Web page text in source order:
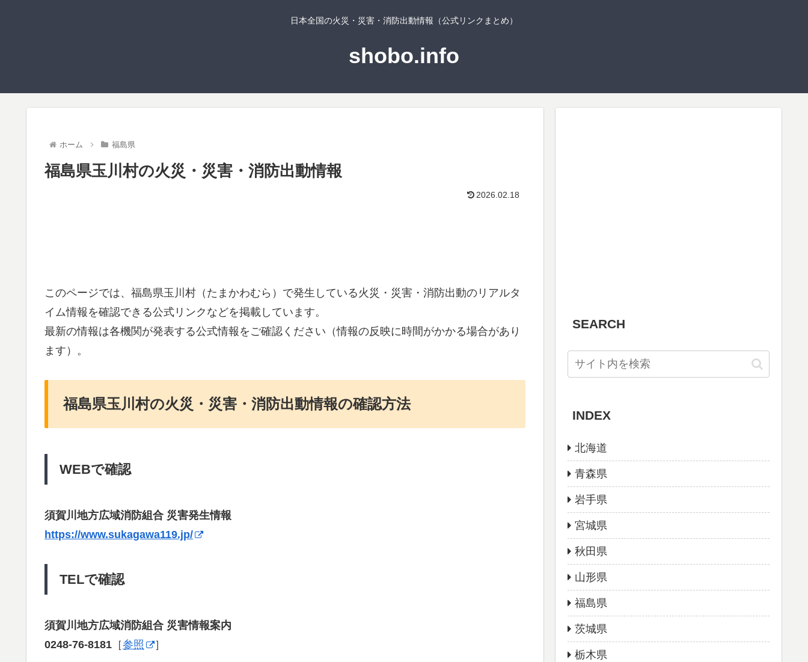
日本全国の火災・災害・消防出動情報（公式リンクまとめ）
shobo.info
ホーム 福島県
福島県玉川村の火災・災害・消防出動情報
2026.02.18
このページでは、福島県玉川村（たまかわむら）で発生している火災・災害・消防出動のリアルタ
イム情報を確認できる公式リンクなどを掲載しています。
最新の情報は各機関が発表する公式情報をご確認ください（情報の反映に時間がかかる場合があり
ます）。
福島県玉川村の火災・災害・消防出動情報の確認方法
WEBで確認
須賀川地方広域消防組合 災害発生情報
https://www.sukagawa119.jp/
TELで確認
須賀川地方広域消防組合 災害情報案内
0248-76-8181 ［参照 ］
SEARCH
INDEX
北海道
青森県
岩手県
宮城県
秋田県
山形県
福島県
茨城県
栃木県